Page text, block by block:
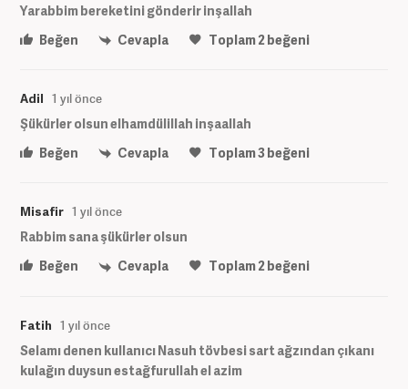
Yarabbim bereketini gönderir inşallah
Beğen
Cevapla Toplam2 beğeni
Adil 1 yıl önce
Şükürler olsun elhamdülillah inşaallah
Beğen
Cevapla Toplam3beğeni
Misafir 1 yıl önce
Rabbim sana şükürler olsun
Beğen
Cevapla Toplam2beğeni
Fatih 1 yıl önce
Selamı denen kullanıcı Nasuh tövbesi sart ağzından çıkanı
kulağın duysun estağfurullah el azim